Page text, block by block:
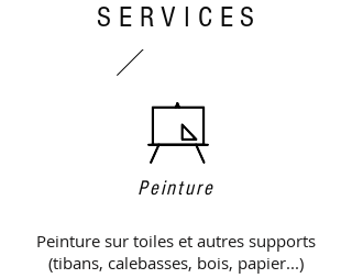
SERVICES
Peinture
Peinture sur toiles et autres supports
(tibans, calebasses, bois, papier...)